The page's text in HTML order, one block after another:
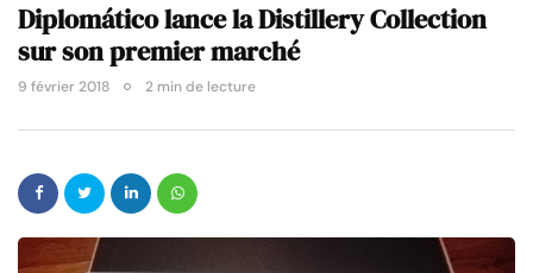
Diplomático lance la Distillery Collection
sur son premier marché
9 février 2018 2 min de lecture